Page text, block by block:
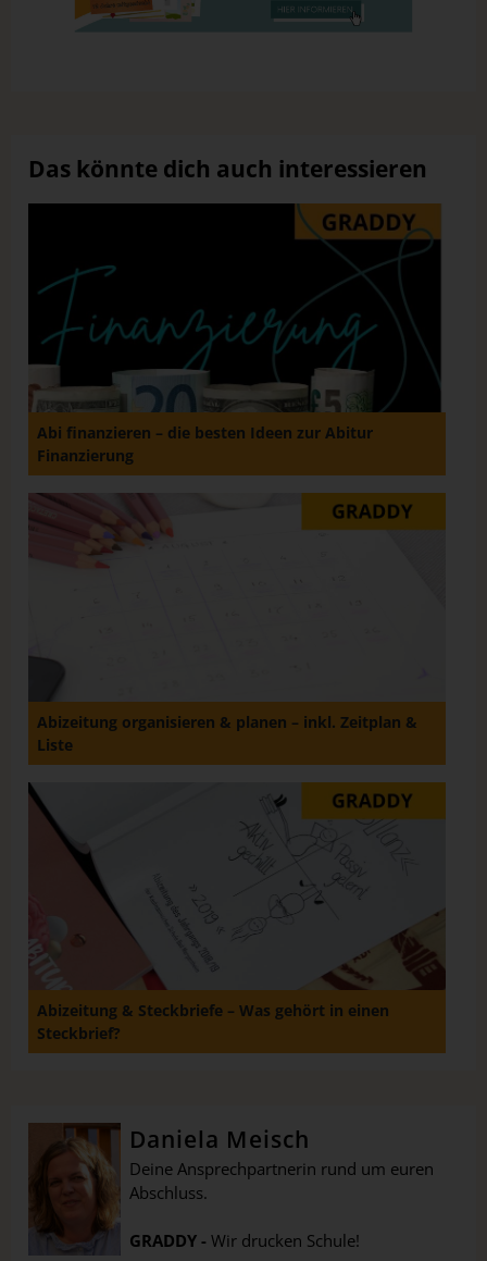
Das könnte dich auch interessieren
Abi finanzieren – die besten Ideen zur Abitur
Finanzierung
Abizeitung organisieren & planen – inkl. Zeitplan &
Liste
Abizeitung & Steckbriefe – Was gehört in einen
Steckbrief?
Daniela Meisch
Deine Ansprechpartnerin rund um euren
Abschluss.
GRADDY - Wir drucken Schule!